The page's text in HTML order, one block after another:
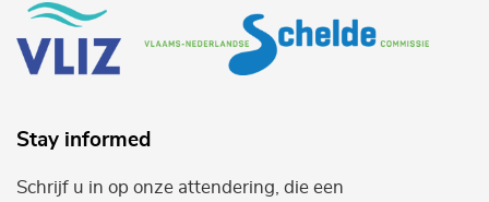
Stay informed
Schrijf u in op onze attendering, die een